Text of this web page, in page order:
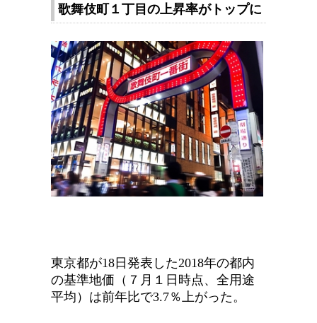
歌舞伎町１丁目の上昇率がトップに
東京都が18日発表した2018年の都内
の基準地価（７月１日時点、全用途
平均）は前年比で3.7％上がった。